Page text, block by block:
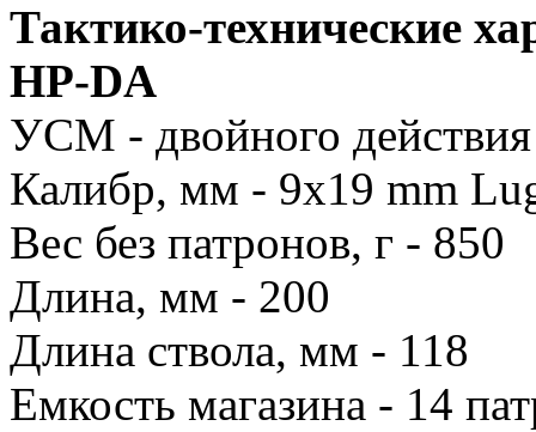
Тактико-технические
HP-DA
УСМ - двойного действия
Калибр, мм - 9x19 mm
Вес без патронов, г - 850
Длина, мм - 200
Длина ствола, мм - 118
Емкость магазина - 14